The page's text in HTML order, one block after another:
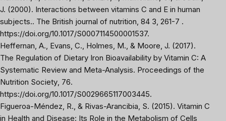
J. (2000). Interactions between vitamins C and E in human
subjects.. The British journal of nutrition, 84 3, 261-7 .
https://doi.org/10.1017/S0007114500001537.
Heffernan, A., Evans, C., Holmes, M., & Moore, J. (2017).
The Regulation of Dietary Iron Bioavailability by Vitamin C: A
Systematic Review and Meta-Analysis. Proceedings of the
Nutrition Society, 76.
https://doi.org/10.1017/S0029665117003445.
Figueroa-Méndez, R., & Rivas-Arancibia, S. (2015). Vitamin C
in Health and Disease: Its Role in the Metabolism of Cells